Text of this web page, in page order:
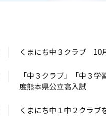
くまにち中３クラブ 10
「中３クラブ」「中３
度熊本県公立高入試
くまにち中１中２クラブ